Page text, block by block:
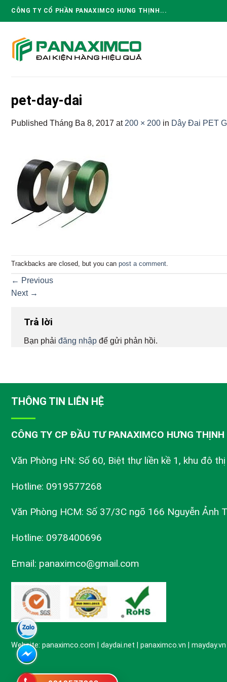
CÔNG TY CỔ PHẦN PANAXIMCO HƯNG THỊNH...
pet-day-dai
Published Tháng Ba 8, 2017 at 200 × 200 in Dây Đai PET
Trackbacks are closed, but you can post a comment
← Previous
Next →
Trả lời
Bạn phải đăng nhập để gửi phản hồi.
THÔNG TIN LIÊN HỆ
CÔNG TY CP ĐẦU TƯ PANAXIMCO HƯNG THỊNH
Văn Phòng HN: Số 60, Biệt thự liền kề 1, khu đô
Hotline: 0919577268
Văn Phòng HCM: Số 37/3C ngõ 166 Nguyễn Ảnh
Hotline: 0978400696
Email: panaximco@gmail.com
Website: panaximco.com | daydai.net | panaximco.vn |